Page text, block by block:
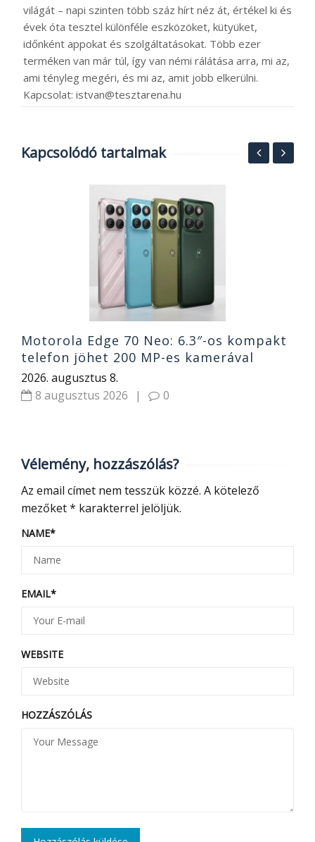
világát – napi szinten több száz hírt néz át, értékel ki és
évek óta tesztel különféle eszközöket, kütyüket,
időnként appokat és szolgáltatásokat. Több ezer
terméken van már túl, így van némi rálátása arra, mi az,
ami tényleg megéri, és mi az, amit jobb elkerülni.
Kapcsolat: istvan@tesztarena.hu
Kapcsolódó tartalmak
Motorola Edge 70 Neo: 6.3″-os kompakt
telefon jöhet 200 MP-es kamerával
2026. augusztus 8.
8 augusztus 2026
| 0
Vélemény, hozzászólás?
Az email címet nem tesszük közzé. A kötelező
mezőket* karakterrel jelöljük.
NAME*
EMAIL*
WEBSITE
HOZZÁSZÓLÁS